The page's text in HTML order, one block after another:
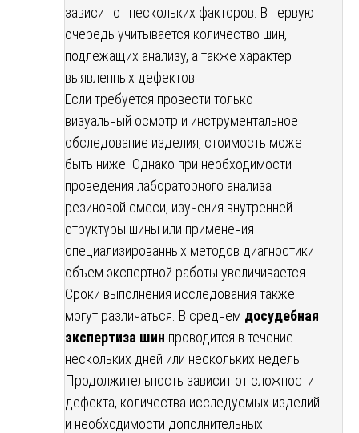
зависит от нескольких факторов. В первую
очередь учитывается количество шин,
подлежащих анализу, а также характер
выявленных дефектов.
Если требуется провести только
визуальный осмотр и инструментальное
обследование изделия, стоимость может
быть ниже. Однако при необходимости
проведения лабораторного анализа
резиновой смеси, изучения внутренней
структуры шины или применения
специализированных методов диагностики
объем экспертной работы увеличивается.
Сроки выполнения исследования также
могут различаться. В среднем досудебная
экспертиза шин проводится в течение
нескольких дней или нескольких недель.
Продолжительность зависит от сложности
дефекта, количества исследуемых изделий
и необходимости дополнительных